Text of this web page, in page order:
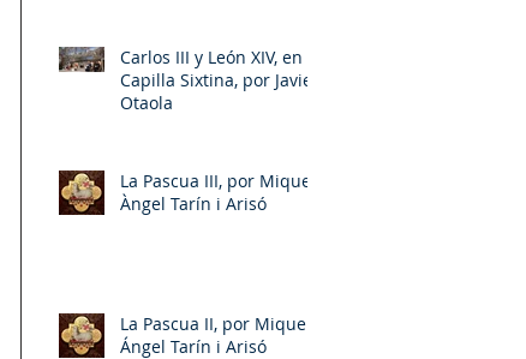
Carlos III y León XIV, en la
Capilla Sixtina, por Javier
Otaola
La Pascua III, por Miquel-
Àngel Tarín i Arisó
La Pascua II, por Miquel-
Ángel Tarín i Arisó